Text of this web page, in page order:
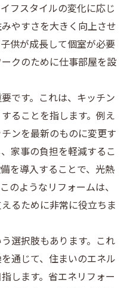
フスタイルの変化に応じ
やすさを大きく向上させ
供が成長して個室が必要
クのために仕事部屋を設
です。これは、キッチン
ることを指します。例え
ンを最新のものに変更す
家事の負担を軽減するこ
を導入することで、光熱
のようなリフォームは、
るために非常に役立ちま
選択肢もあります。これ
通じて、住まいのエネル
します。省エネリフォー